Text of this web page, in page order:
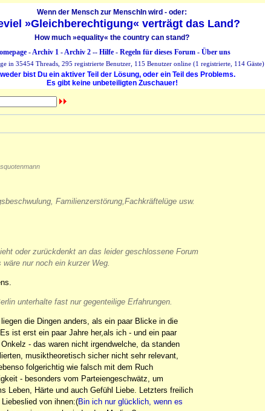
Wenn der Mensch zur MenschIn wird - oder:
»Gleichberechtigung« verträgt das Land?
How much »equality« the country can stand?
-Archiv 1-Archiv 2-- Hilfe- Regeln für dieses Forum- Über uns
in 35454 Threads, 295 registrierte Benutzer, 115 Benutzer online (1 registrierte, 114 Gäste)
bist Du ein aktiver Teil der Lösung, oder ein Teil des Problems.
Es gibt keine unbeteiligten Zuschauer!
Familienzerstörung,Fachkräftelüge usw.
oder zurückdenkt an das leider geschlossene Forum
nur noch ein kurzer Weg.
unterhalte fast nur gegenteilige Erfahrungen.
die Dingen anders, als ein paar Blicke in die
ist erst ein paar Jahre her,als ich - und ein paar
- das waren nicht irgendwelche, da standen
musiktheoretisch sicher nicht sehr relevant,
folgerichtig wie falsch mit dem Ruch
- besonders vom Parteiengeschwätz, um
Leben, Härte und auch Gefühl Liebe. Letzters freilich
von ihnen:(Bin ich nur glücklich, wenn es